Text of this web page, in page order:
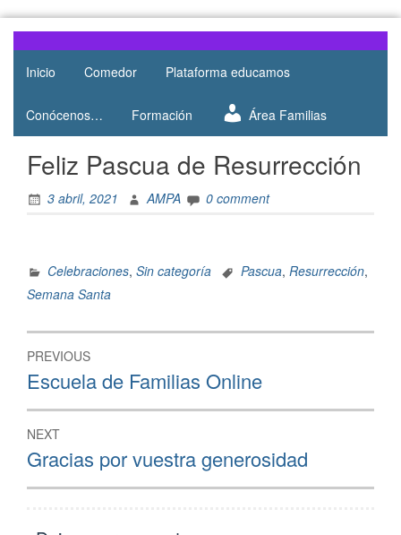
AMPA
Salesianos
Atocha
AMPA del
Colegio
de Atocha
Inicio Comedor Plataforma educamos
Conócenos… Formación Área Familias
Feliz Pascua de Resurrección
3 abril, 2021 AMPA 0 comment
Celebraciones, Sin categoría Pascua, Resurrección,
Semana Santa
PREVIOUS
Escuela de Familias Online
NEXT
Gracias por vuestra generosidad